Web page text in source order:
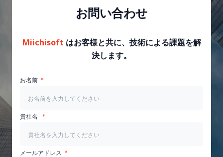
お問い合わせ
Miichisoft はお客様と共に、技術による課題を解
決します。
お名前
貴社名
メールアドレス